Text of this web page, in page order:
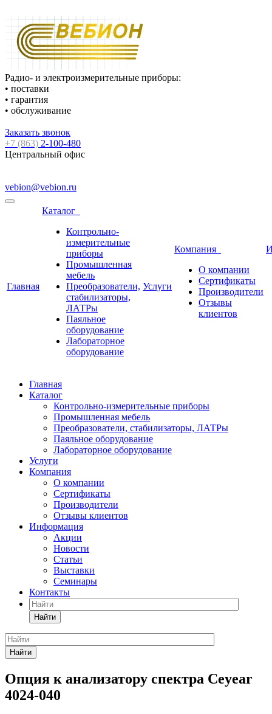
Радио- и электроизмерительные приборы:
• поставки
• гарантия
• обслуживание
Заказать звонок
+7 (863) 2-100-480
Центральный офис
vebion@vebion.ru
Главная
Каталог
Контрольно-
измерительные
приборы
Промышленная
мебель
Преобразователи,
стабилизаторы,
ЛАТРы
Паяльное
оборудование
Лабораторное
оборудование
Услуги
Компания
О компании
Сертификаты
Производители
Отзывы
клиентов
Главная
Каталог
Контрольно-измерительные приборы
Промышленная мебель
Преобразователи, стабилизаторы, ЛАТРы
Паяльное оборудование
Лабораторное оборудование
Услуги
Компания
О компании
Сертификаты
Производители
Отзывы клиентов
Информация
Акции
Новости
Статьи
Выставки
Семинары
Контакты
Найти
Найти
Опция к анализатору спектра Ceyear
4024-040